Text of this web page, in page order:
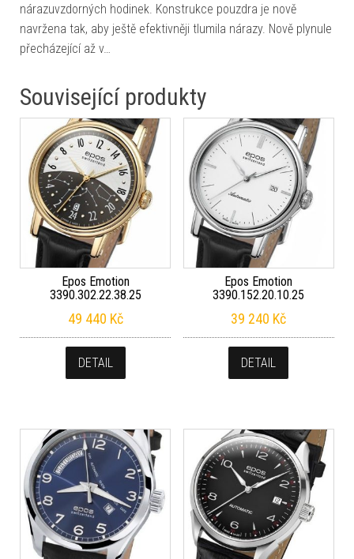
nárazuvzdorných hodinek. Konstrukce pouzdra je nově
navržena tak, aby ještě efektivněji tlumila nárazy. Nově plynule
přecházející až v…
Související produkty
Epos Emotion
3390.302.22.38.25
49 440 Kč
DETAIL
Epos Emotion
3390.152.20.10.25
39 240 Kč
DETAIL